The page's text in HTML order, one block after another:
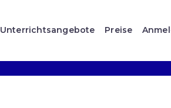
Unterrichtsangebote Preise